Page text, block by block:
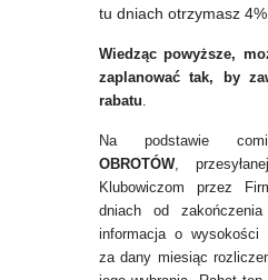
tu dniach otrzymasz
Wiedząc powyższe,
zaplanować tak, by
rabatu
Na podstawie
OBROTÓW,
Klubowiczom przez
dniach od
informacja o wysokości
za dany miesiąc